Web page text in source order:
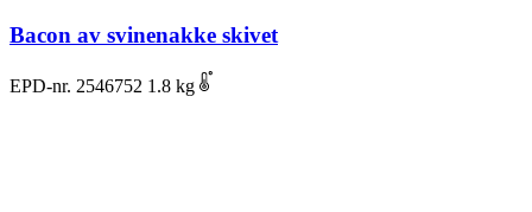
Bacon av svinenakke skivet
EPD-nr. 2546752 1.8 kg